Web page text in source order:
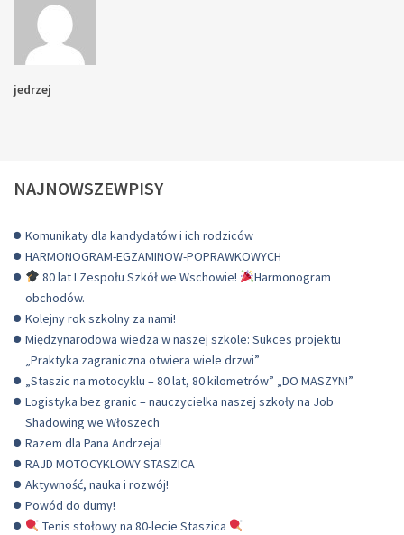
jedrzej
NAJNOWSZEWPISY
Komunikaty dla kandydatów i ich rodziców
HARMONOGRAM-EGZAMINOW-POPRAWKOWYCH
80 lat I Zespołu Szkół we Wschowie!
Harmonogram
obchodów.
Kolejny rok szkolny za nami!
Międzynarodowa wiedza w naszej szkole: Sukces projektu
„Praktyka zagraniczna otwiera wiele drzwi”
„Staszic na motocyklu – 80 lat, 80 kilometrów” „DO MASZYN!”
Logistyka bez granic – nauczycielka naszej szkoły na Job
Shadowing we Włoszech
Razem dla Pana Andrzeja!
RAJD MOTOCYKLOWY STASZICA
Aktywność, nauka i rozwój!
Powód do dumy!
Tenis stołowy na 80-lecie Staszica